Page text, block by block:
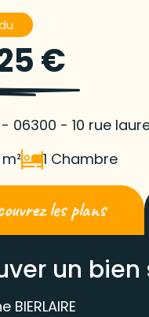
€
- 06300 - 10 rue
1 Chambre
les plans
un
BIERLAIRE